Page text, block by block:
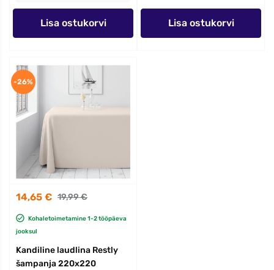
Lisa ostukorvi Lisa ostukorvi
14,65 € 19,99 €
Kohaletoimetamine 1-2 tööpäeva
jooksul
Kandiline laudlina Restly
šampanja 220x220
-26%